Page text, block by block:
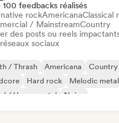
100 feedbacks réalisés
rockAmericanaClassical
/ MainstreamCountry
des posts ou reels
sociaux
/ Thrash Americana
Country
Hard rock
Melodic metal
/ Heavy metal
Noise